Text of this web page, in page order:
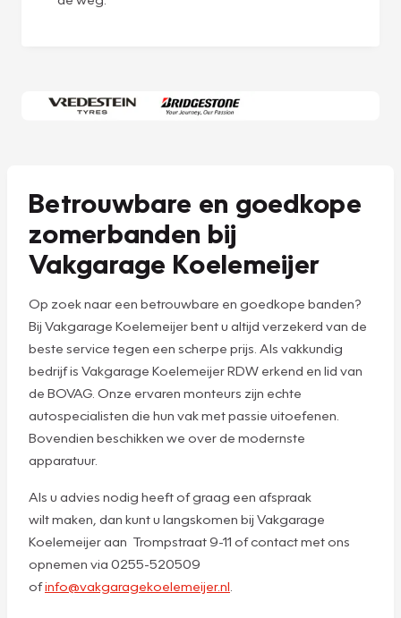
Betrouwbare en goedkope
zomerbanden bij
Vakgarage Koelemeijer
Op zoek naar een betrouwbare en goedkope banden?
Bij Vakgarage Koelemeijer bent u altijd verzekerd van de
beste service tegen een scherpe prijs. Als vakkundig
bedrijf is Vakgarage Koelemeijer RDW erkend en lid van
de BOVAG. Onze ervaren monteurs zijn echte
autospecialisten die hun vak met passie uitoefenen.
Bovendien beschikken we over de modernste
apparatuur.
Als u advies nodig heeft of graag een afspraak
wilt maken, dan kunt u langskomen bij Vakgarage
Koelemeijer aan Trompstraat 9-11 of contact met ons
opnemen via 0255-520509
ofinfo@vakgaragekoelemeijer.nl